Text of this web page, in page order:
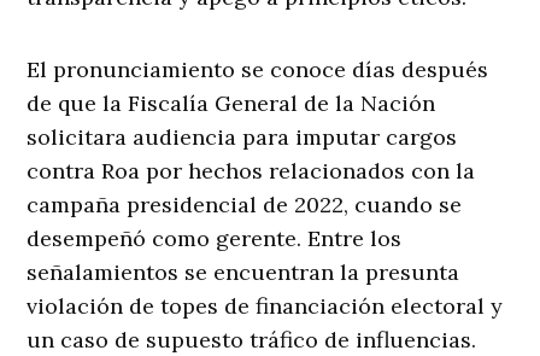
El pronunciamiento se conoce días después
de que la Fiscalía General de la Nación
solicitara audiencia para imputar cargos
contra Roa por hechos relacionados con la
campaña presidencial de 2022, cuando se
desempeñó como gerente. Entre los
señalamientos se encuentran la presunta
violación de topes de financiación electoral y
un caso de supuesto tráfico de influencias.